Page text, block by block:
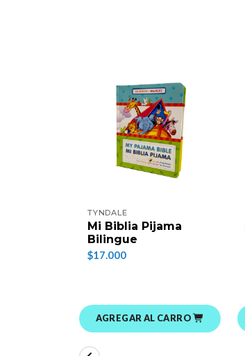
TYNDALE
Mi Biblia Pijama
Bilingue
$17.000
AGREGAR AL CARRO